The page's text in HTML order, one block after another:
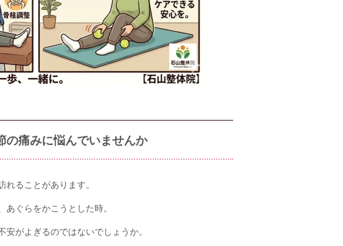
の痛みに悩んでいませんか
ることがあります。
ぐらをかこうとした時。
安がよぎるのではないでしょうか。